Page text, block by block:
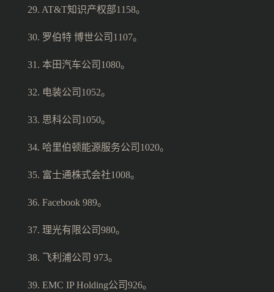
29. AT&T知识产权部1158。
30. 罗伯特 博世公司1107。
31. 本田汽车公司1080。
32. 电装公司1052。
33. 思科公司1050。
34. 哈里伯顿能源服务公司1020。
35. 富士通株式会社1008。
36. Facebook 989。
37. 理光有限公司980。
38. 飞利浦公司 973。
39. EMC IP Holding公司926。